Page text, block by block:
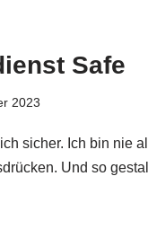
Safe
2023
sicher. Ich bin nie
Und so